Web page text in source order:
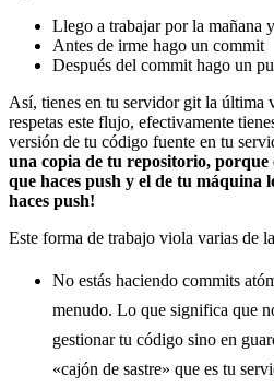
Llego a trabajar por la mañana
Antes de irme hago un commit
Después del commit hago un
Así, tienes en tu servidor git la última
respetas este flujo, efectivamente
versión de tu código fuente en tu
una copia de tu repositorio,
que haces push y el de tu máquina
haces push!
Este forma de trabajo viola varias de
No estás haciendo commits
menudo. Lo que significa que
gestionar tu código sino en
«cajón de sastre» que es tu